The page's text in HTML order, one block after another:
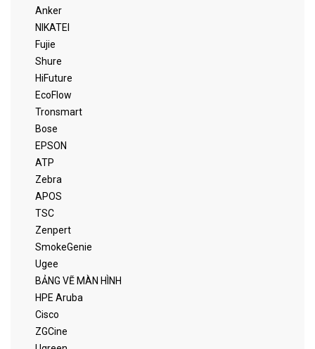
Anker
NIKATEI
Fujie
Shure
HiFuture
EcoFlow
Tronsmart
Bose
EPSON
ATP
Zebra
APOS
TSC
Zenpert
SmokeGenie
Ugee
BẢNG VẼ MÀN HÌNH
HPE Aruba
Cisco
ZGCine